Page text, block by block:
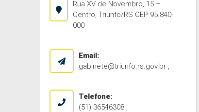
Rua XV de Novembro, 15 –
Centro, Triunfo/RS CEP 95.840-
000
Email:
gabinete@triunfo.rs.gov.br ,
Telefone:
(51) 36546308 ,